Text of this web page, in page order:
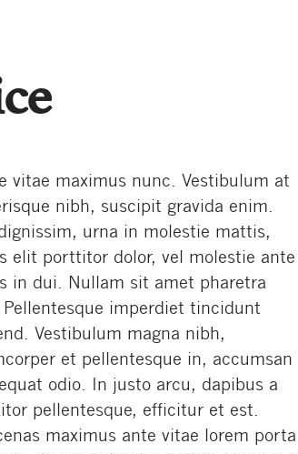
vitae maximus nunc. Vestibulum at
nibh, suscipit gravida enim.
urna in molestie mattis,
elit porttitor dolor, vel molestie ante
in dui. Nullam sit amet pharetra
Pellentesque imperdiet tincidunt
Vestibulum magna nibh,
et pellentesque in, accumsan
odio. In justo arcu, dapibus a
pellentesque, efficitur et est.
maximus ante vitae lorem porta